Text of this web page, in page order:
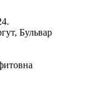
, Бульвар